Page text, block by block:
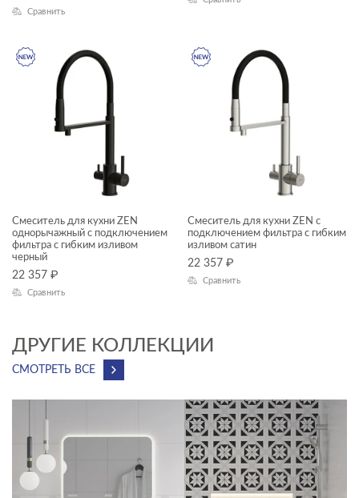
ЦВЕТ
КОЛЛЕКЦИЯ
ZEN
Сравнить
Смеситель для кухни ZEN
однорычажный с подключением
фильтра с гибким изливом
черный
22 357 ₽
Сравнить
Смеситель для кухни ZEN с
подключением фильтра с гибким
изливом сатин
22 357 ₽
Сравнить
ДРУГИЕ КОЛЛЕКЦИИ
СМОТРЕТЬ ВСЕ